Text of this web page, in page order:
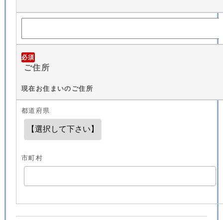
必須
ご住所
現在お住まいのご住所
都道府県
市町村